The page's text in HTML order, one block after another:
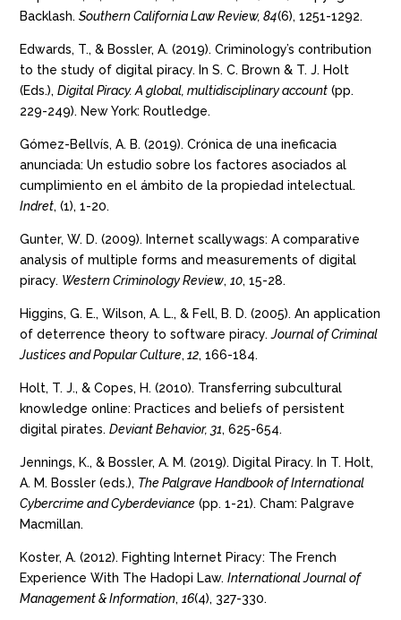
Backlash.Southern California Law Review, 84(6), 1251-1292.
Edwards, T., & Bossler, A. (2019). Criminology’s contribution
to the study of digital piracy. In S. C. Brown & T. J. Holt
(Eds.),Digital Piracy. A global, multidisciplinary account (pp.
229-249). New York: Routledge.
Gómez-Bellvís, A. B. (2019). Crónica de una ineficacia
anunciada: Un estudio sobre los factores asociados al
cumplimiento en el ámbito de la propiedad intelectual.
Indret, (1), 1-20.
Gunter, W. D. (2009). Internet scallywags: A comparative
analysis of multiple forms and measurements of digital
piracy. Western Criminology Review,10, 15-28.
Higgins, G. E., Wilson, A. L., & Fell, B. D. (2005). An application
of deterrence theory to software piracy.Journal of Criminal
Justices and Popular Culture, 12, 166-184.
Holt, T. J., & Copes, H. (2010). Transferring subcultural
knowledge online: Practices and beliefs of persistent
digital pirates.Deviant Behavior, 31, 625-654.
Jennings, K., & Bossler, A. M. (2019). Digital Piracy. In T. Holt,
A. M. Bossler (eds.), The Palgrave Handbook of International
Cybercrime and Cyberdeviance (pp. 1-21). Cham: Palgrave
Macmillan.
Koster, A. (2012). Fighting Internet Piracy: The French
Experience With The Hadopi Law.International Journal of
Management & Information,16(4), 327-330.